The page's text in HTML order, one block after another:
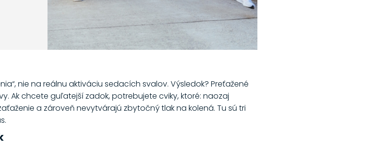
nie na reálnu aktiváciu sedacích svalov. Výsledok? Preťažené
Ak chcete guľatejší zadok, potrebujete cviky, ktoré: naozaj
a zároveň nevytvárajú zbytočný tlak na kolená. Tu sú tri